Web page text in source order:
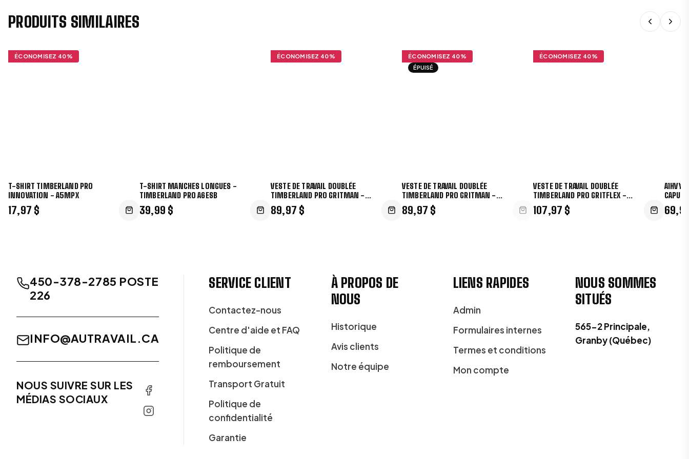
PRODUITS SIMILAIRES
ÉCONOMISEZ 40%
T-SHIRT TIMBERLAND PRO
INNOVATION - A5MPX
17,97 $
T-SHIRT MANCHES LONGUES -
TIMBERLAND PRO A6ESB
39,99 $
ÉCONOMISEZ 40%
VESTE DE TRAVAIL DOUBLÉE
TIMBERLAND PRO GRITMAN -
A1VB4
89,97 $
ÉCONOMISEZ 40%
ÉPUISÉ
VESTE DE TRAVAIL DOUBLÉE
TIMBERLAND PRO GRITMAN -
A1VB4N
89,97 $
ÉCONOMISEZ 40%
VESTE DE TRAVAIL DOUBLÉE
TIMBERLAND PRO GRITFLEX -
A5XYQ
107,97 $
450-378-2785 POSTE
226
INFO@AUTRAVAIL.CA
NOUS SUIVRE SUR LES
MÉDIAS SOCIAUX
SERVICE CLIENT
Contactez-nous
Centre d'aide et FAQ
Politique de
remboursement
Transport Gratuit
Politique de
confidentialité
Garantie
À PROPOS DE
NOUS
Historique
Avis clients
Notre équipe
LIENS RAPIDES
Admin
Formulaires internes
Termes et conditions
Mon compte
NOUS SOMMES
SITUÉS
565-2 Principale,
Granby (Québec)